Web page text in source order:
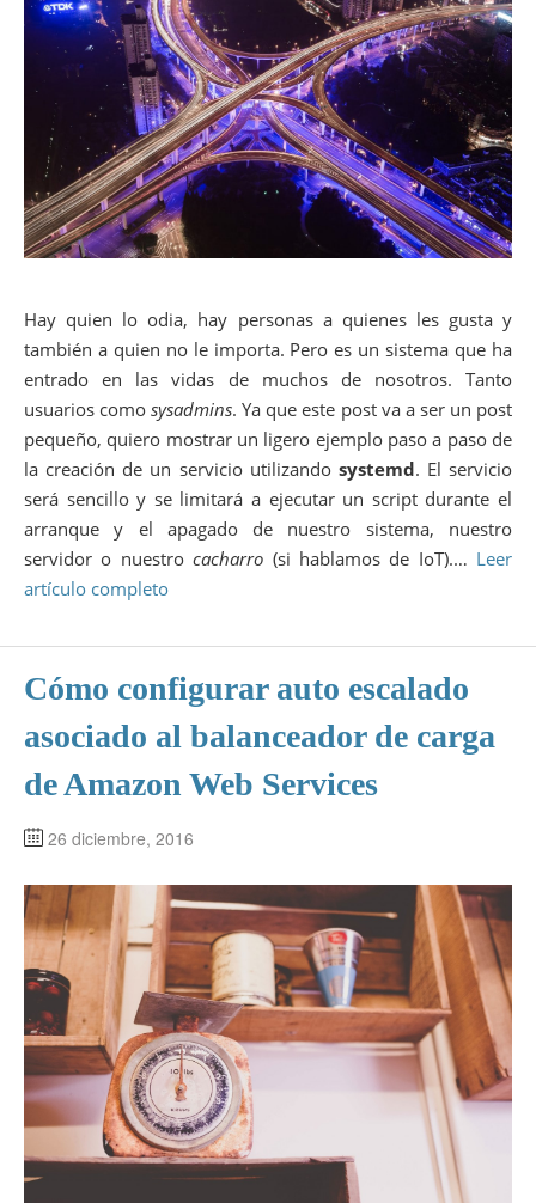
Hay quien lo odia, hay personas a quienes les gusta y
también a quien no le importa. Pero es un sistema que ha
entrado en las vidas de muchos de nosotros. Tanto
usuarios comosysadmins. Ya que este post va a ser un post
pequeño, quiero mostrar un ligero ejemplo paso a paso de
la creación de un servicio utilizando systemd. El servicio
será sencillo y se limitará a ejecutar un script durante el
arranque y el apagado de nuestro sistema, nuestro
servidor o nuestrocacharro (si hablamos de IoT).… Leer
artículo completo
Cómo configurar auto escalado
asociado al balanceador de carga
de Amazon Web Services
26 diciembre, 2016